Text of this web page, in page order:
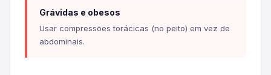
Grávidas e obesos
Usar compressões torácicas (no peito) em vez de
abdominais.